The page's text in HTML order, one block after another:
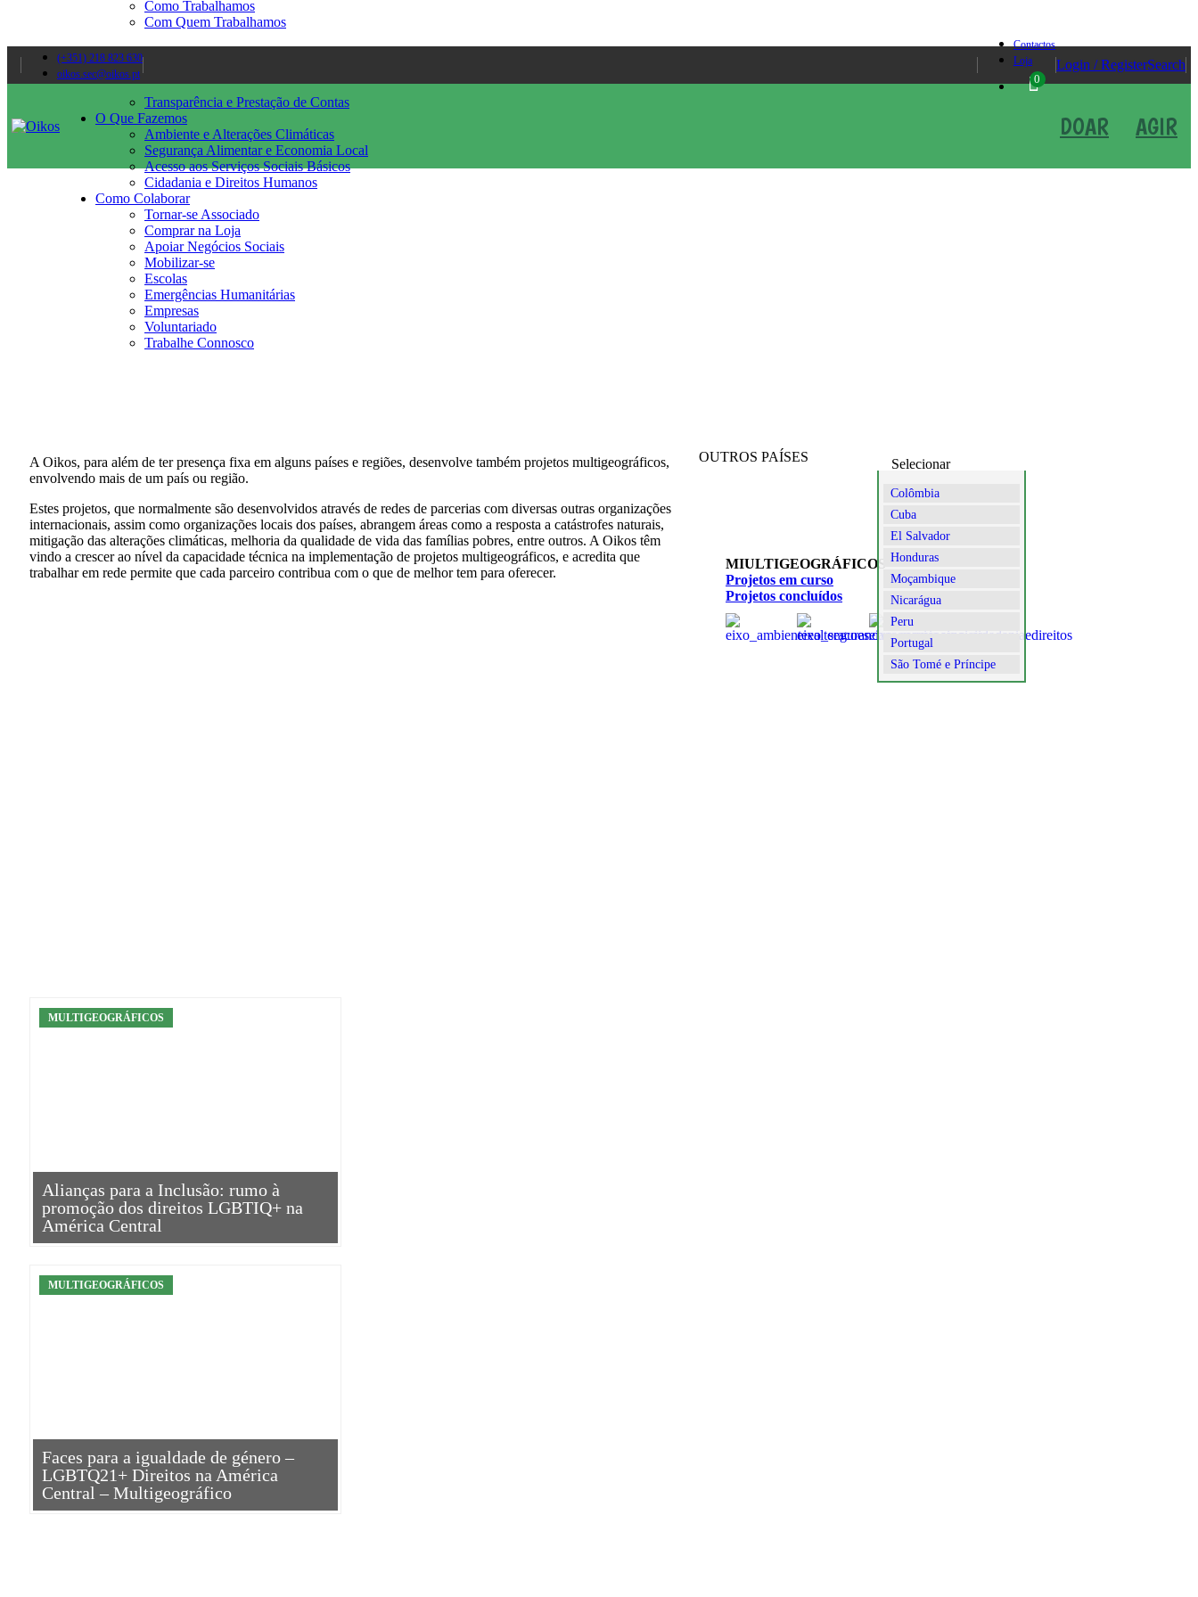
(+351) 218 823 630
oikos.sec@oikos.pt
Contactos
Loja
0
Login / RegisterSearch
Como Trabalhamos
Com Quem Trabalhamos
Transparência e Prestação de Contas
O Que Fazemos
Ambiente e Alterações Climáticas
Segurança Alimentar e Economia Local
Acesso aos Serviços Sociais Básicos
Cidadania e Direitos Humanos
Como Colaborar
Tornar-se Associado
Comprar na Loja
Apoiar Negócios Sociais
Mobilizar-se
Escolas
Emergências Humanitárias
Empresas
Voluntariado
Trabalhe Connosco
DOAR AGIR
A Oikos, para além de ter presença fixa em alguns países e regiões, desenvolve também projetos multigeográficos,
envolvendo mais de um país ou região.
Estes projetos, que normalmente são desenvolvidos através de redes de parcerias com diversas outras organizações
internacionais, assim como organizações locais dos países, abrangem áreas como a resposta a catástrofes naturais,
mitigação das alterações climáticas, melhoria da qualidade de vida das famílias pobres, entre outros. A Oikos têm
vindo a crescer ao nível da capacidade técnica na implementação de projetos multigeográficos, e acredita que
trabalhar em rede permite que cada parceiro contribua com o que de melhor tem para oferecer.
OUTROS PAÍSES Selecionar
Colômbia
Cuba
El Salvador
Honduras
Moçambique
Nicarágua
Peru
Portugal
São Tomé e Príncipe
MIULTIGEOGRÁFICOS
Projetos em curso
Projetos concluídos
Alianças para a Inclusão: rumo à
promoção dos direitos LGBTIQ+ na
América Central
MULTIGEOGRÁFICOS
Faces para a igualdade de género –
LGBTQ21+ Direitos na América
Central – Multigeográfico
MULTIGEOGRÁFICOS